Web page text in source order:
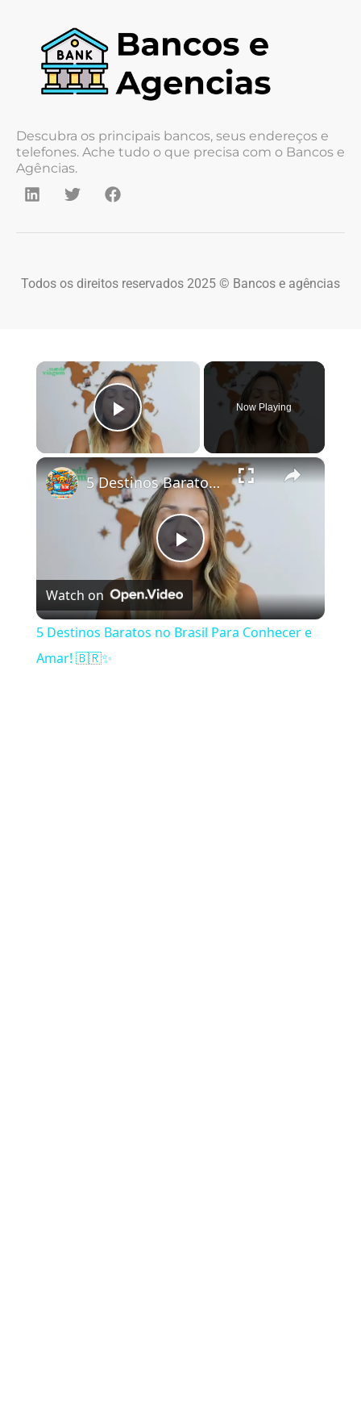
Descubra os principais bancos, seus endereços e
telefones. Ache tudo o que precisa com o Bancos e
Agências.
Todos os direitos reservados 2025 © Bancos e agências
×
Play Video
Now Playing
×
Play Video
5 Destinos Baratos no Brasil Para Conhecer e Amar! 🇧🇷✨
Watch on
5 Destinos Baratos no Brasil Para Conhecer e
Amar! 🇧🇷✨